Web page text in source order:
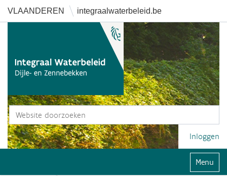
VLAANDEREN integraalwaterbeleid.be
Zoek
Geavanceerd zoeken...
Inloggen
Klap